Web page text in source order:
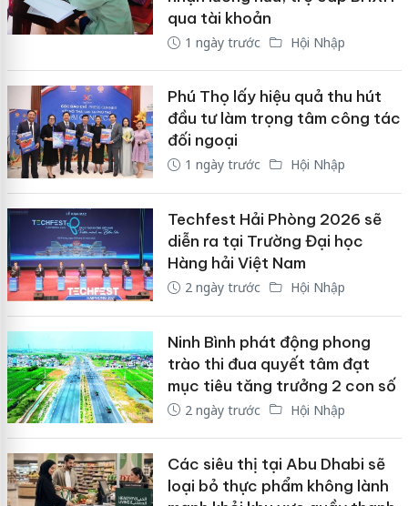
qua tài khoản
1 ngày trước Hội Nhập
Phú Thọ lấy hiệu quả thu hút
đầu tư làm trọng tâm công tác
đối ngoại
1 ngày trước Hội Nhập
Techfest Hải Phòng 2026 sẽ
diễn ra tại Trường Đại học
Hàng hải Việt Nam
2 ngày trước Hội Nhập
Ninh Bình phát động phong
trào thi đua quyết tâm đạt
mục tiêu tăng trưởng 2 con số
2 ngày trước Hội Nhập
Các siêu thị tại Abu Dhabi sẽ
loại bỏ thực phẩm không lành